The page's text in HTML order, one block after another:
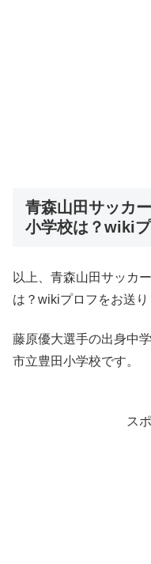
青森山田サッカ
小学校は？wiki
以上、青森山田サッカ
は？wikiプロフをお送り
藤原優大選手の出身中
市立豊田小学校です。
ス